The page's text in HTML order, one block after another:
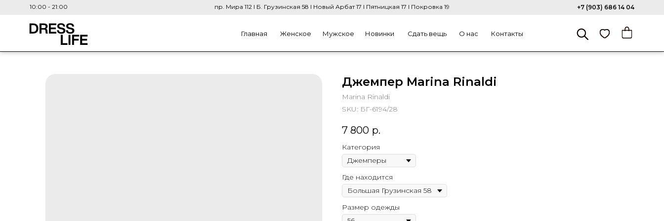
Главная Женское Мужское Новинки Сдать вещь О нас Контакты
10:00 - 21:00 пр. Мира 112 I Б. Грузинская 58 I Новый Арбат 17 I Пятницкая 17 I Покровка 19 +7 (903) 686 14 04
Джемпер Marina Rinaldi
Marina Rinaldi
SKU: БГ-6194/28
7 800 р.
Категория
Где находится
Размер одежды